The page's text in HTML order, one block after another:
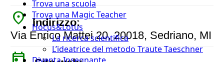
Trova una scuola
Trova una Magic Teacher
Hocus&Lotus
La ricerca scientifica
L’ideatrice del metodo Traute Taeschner
place Indirizzo:
Via Enrico Mattei 20, 20018, Sedriano, MI